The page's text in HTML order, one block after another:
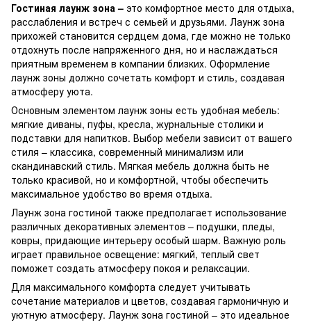
Гостиная лаунж зона – это комфортное место для отдыха,
расслабления и встреч с семьей и друзьями. Лаунж зона
прихожей становится сердцем дома, где можно не только
отдохнуть после напряженного дня, но и наслаждаться
приятным временем в компании близких. Оформление
лаунж зоны должно сочетать комфорт и стиль, создавая
атмосферу уюта.
Основным элементом лаунж зоны есть удобная мебель:
мягкие диваны, пуфы, кресла, журнальные столики и
подставки для напитков. Выбор мебели зависит от вашего
стиля – классика, современный минимализм или
скандинавский стиль. Мягкая мебель должна быть не
только красивой, но и комфортной, чтобы обеспечить
максимальное удобство во время отдыха.
Лаунж зона гостиной также предполагает использование
различных декоративных элементов – подушки, пледы,
ковры, придающие интерьеру особый шарм. Важную роль
играет правильное освещение: мягкий, теплый свет
поможет создать атмосферу покоя и релаксации.
Для максимального комфорта следует учитывать
сочетание материалов и цветов, создавая гармоничную и
уютную атмосферу. Лаунж зона гостиной – это идеальное